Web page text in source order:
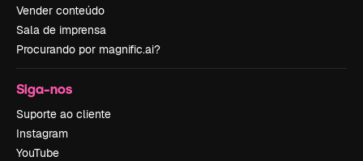
Vender conteúdo
Sala de imprensa
Procurando por magnific.ai?
Siga-nos
Suporte ao cliente
Instagram
YouTube